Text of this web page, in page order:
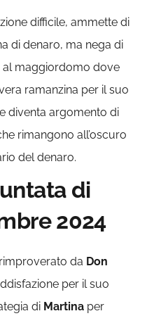
difficile, ammette di
di denaro, ma nega di
al maggiordomo dove
ramanzina per il suo
diventa argomento di
rimangono all’oscuro
del denaro.
di
2024
da Don
per il suo
di Martina per